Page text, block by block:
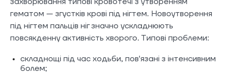
гематом — згустків крові під нігтем. Новоутворення
під нігтем пальців ніг значно ускладнюють
повсякденну активність хворого. Типові проблеми:
складнощі під час ходьби, пов'язані з інтенсивним
болем;